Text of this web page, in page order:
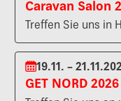
Caravan Salon
Treffen Sie uns in
19.11. –
GET NORD